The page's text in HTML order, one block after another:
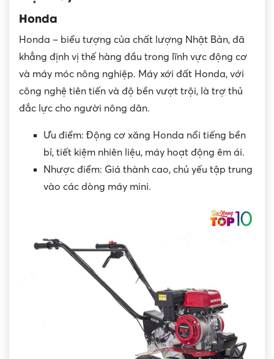
Honda
Honda – biểu tượng của chất lượng Nhật Bản, đã
khẳng định vị thế hàng đầu trong lĩnh vực động cơ
và máy móc nông nghiệp. Máy xới đất Honda, với
công nghệ tiên tiến và độ bền vượt trội, là trợ thủ
đắc lực cho người nông dân.
Ưu điểm: Động cơ xăng Honda nổi tiếng bền
bỉ, tiết kiệm nhiên liệu, máy hoạt động êm ái.
Nhược điểm: Giá thành cao, chủ yếu tập trung
vào các dòng máy mini.